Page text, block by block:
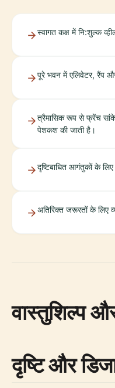
स्वागत कक्ष में नि:शुल्क
पूरे भवन में एलिवेटर, रैंप
त्रैमासिक रूप से फ्रेंच
पेशकश की जाती है।
दृष्टिबाधित आगंतुकों के
अतिरिक्त जरूरतों के लिए
वास्तुशिल्प
दृष्टि और